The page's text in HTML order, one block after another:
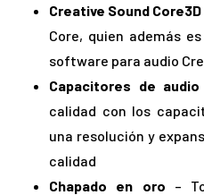
Creative Sound Core3D
Core, quien además
software para audio
Capacitores de
calidad con los
una resolución y
calidad
Chapado en oro –